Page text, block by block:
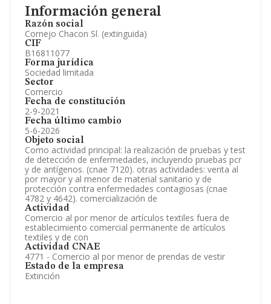
Información general
Razón social
Cornejo Chacon Sl. (extinguida)
CIF
B16811077
Forma jurídica
Sociedad limitada
Sector
Comercio
Fecha de constitución
2-9-2021
Fecha último cambio
5-6-2026
Objeto social
Como actividad principal: la realización de pruebas y test
de detección de enfermedades, incluyendo pruebas pcr
y de antígenos. (cnae 7120). otras actividades: venta al
por mayor y al menor de material sanitario y de
protección contra enfermedades contagiosas (cnae
4782 y 4642). comercialización de
Actividad
Comercio al por menor de artículos textiles fuera de
establecimiento comercial permanente de artículos
textiles y de con
Actividad CNAE
4771 - Comercio al por menor de prendas de vestir
Estado de la empresa
Extinción
Información oficial y registral complementaria.